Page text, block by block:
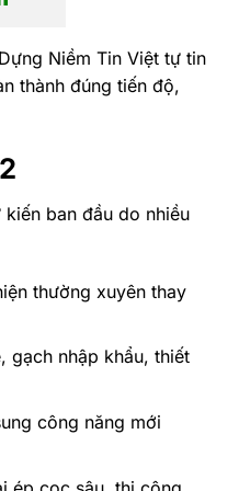
Niềm Tin Việt tự tin
thành đúng tiến độ,
ban đầu do nhiều
thường xuyên thay
gạch nhập khẩu, thiết
công năng mới